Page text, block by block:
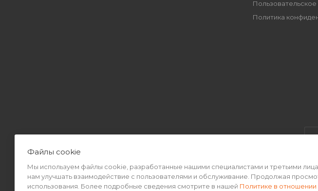
Политика
2026 © Интернет-магазин MiMall® • Не является публичной офертой • 2026 г.
Файлы cookie
Мы используем файлы cookie, разработанные нашими специалистами и третьими
нам улучшать взаимодействие с пользователями и обслуживание. Продолжая
использования. Более подробные сведения смотрите в нашей Политике в